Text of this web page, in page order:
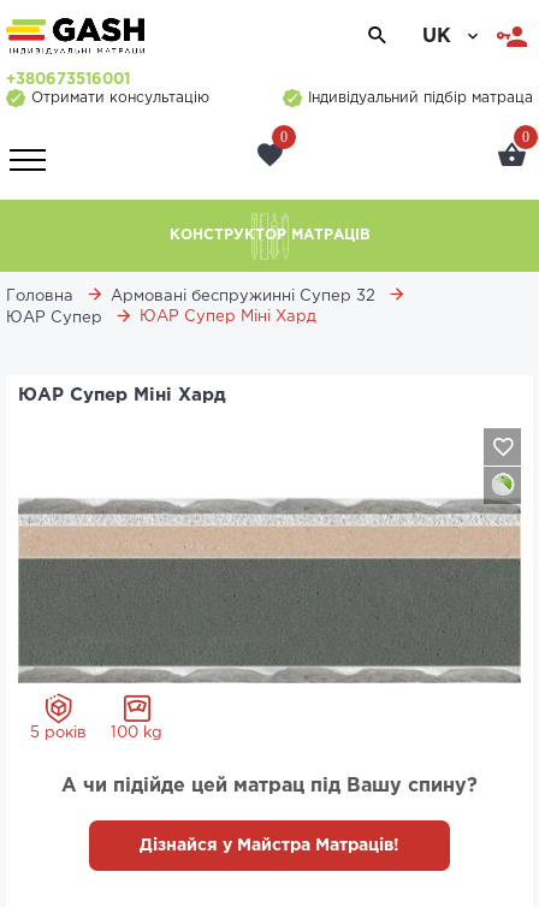
UK
+380673516001
Отримати консультацію
Індивідуальний підбір матраца
0 0
КОНСТРУКТОР МАТРАЦІВ
Головна
Армовані беспружинні Супер 32
ЮАР Супер
ЮАР Супер Міні Хард
ЮАР Супер Міні Хард
5 років 100 kg
А чи підійде цей матрац під Вашу спину?
Дізнайся у Майстра Матраців!